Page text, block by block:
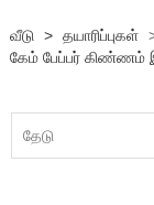
வீடு > தயாரிப்புகள்
கேம் பேப்பர் கிண்ணம்